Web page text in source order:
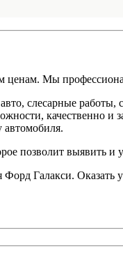
ценам. Мы
слесарные работы,
качественно и
автомобиля.
позволит выявить и
Галакси.